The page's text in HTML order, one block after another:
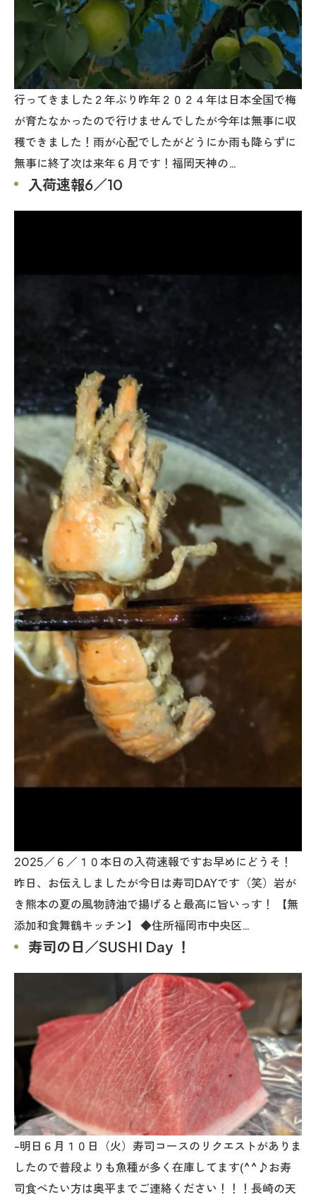
行ってきました２年ぶり昨年２０２４年は日本全国で梅
が育たなかったので行けませんでしたが今年は無事に収
穫できました！雨が心配でしたがどうにか雨も降らずに
無事に終了次は来年６月です！福岡天神の…
入荷速報6／10
2025／６／１０本日の入荷速報ですお早めにどうそ！
昨日、お伝えしましたが今日は寿司DAYです（笑）岩が
き熊本の夏の風物詩油で揚げると最高に旨いっす！ 【無
添加和食舞鶴キッチン】 ◆住所福岡市中央区…
寿司の日／SUSHI Day ！
-明日６月１０日（火）寿司コースのリクエストがありま
したので普段よりも魚種が多く在庫してます(^^♪お寿
司食べたい方は奥平までご連絡ください！！！長崎の天